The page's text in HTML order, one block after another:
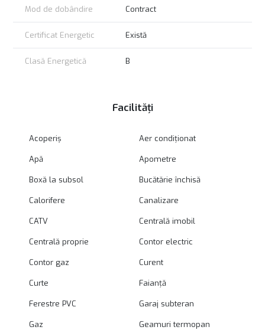
Mod de dobândire Contract
Certificat Energetic Există
Clasă Energetică B
Facilități
Acoperiș Aer condiționat
Apă Apometre
Boxă la subsol Bucătărie închisă
Calorifere Canalizare
CATV Centrală imobil
Centrală proprie Contor electric
Contor gaz Curent
Curte Faianță
Ferestre PVC Garaj subteran
Gaz Geamuri termopan